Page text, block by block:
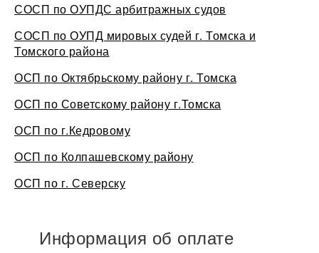
СОСП по ОУПДС арбитражных судов
СОСП по ОУПД мировых судей г. Томска и
Томского района
ОСП по Октябрьскому району г. Томска
ОСП по Советскому району г.Томска
ОСП по г.Кедровому
ОСП по Колпашевскому району
ОСП по г. Северску
Информация об оплате